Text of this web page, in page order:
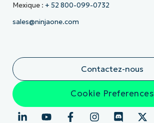
Mexique : + 52 800-099-0732
sales@ninjaone.com
Contactez-nous
Cookie Preferences